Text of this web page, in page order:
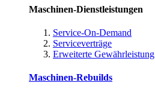
Maschinen-Dienstleistungen
Service-On-Demand
Serviceverträge
Erweiterte Gewährleistung
Maschinen-Rebuilds